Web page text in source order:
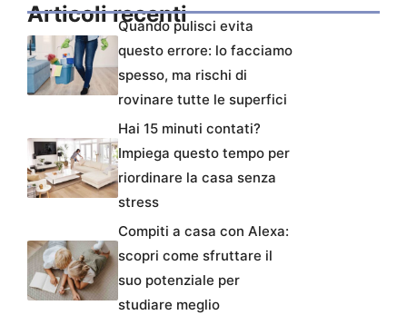
Articoli recentiQuando pulisci evita
questo errore: lo facciamo
spesso, ma rischi di
rovinare tutte le superfici
Hai 15 minuti contati?
Impiega questo tempo per
riordinare la casa senza
stress
Compiti a casa con Alexa:
scopri come sfruttare il
suo potenziale per
studiare meglio